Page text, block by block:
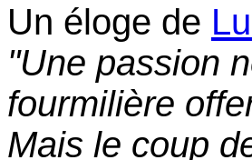
Un éloge de
"Une passion
fourmilière
Mais le coup